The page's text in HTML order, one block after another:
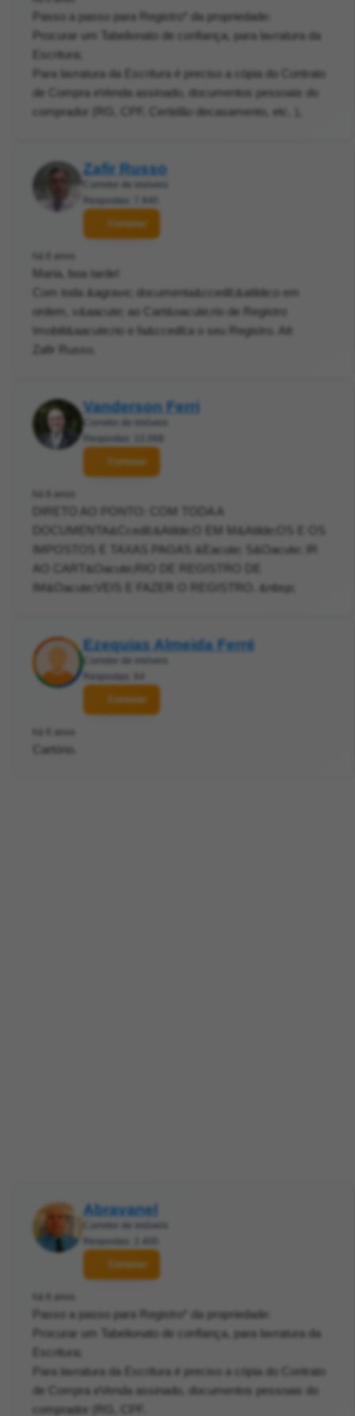
Passo a passo para Registro* da propriedade:
Procurar um Tabelionato de confiança, para lavratura da
Escritura;
Para lavratura da Escritura é preciso a cópia do Contrato
de Compra eVenda assinado, documentos pessoais do
comprador (RG, CPF, Certidão decasamento, etc. ),
Zafir Russo
Contatar
Maria, boa tarde!
Com toda &agrave; documenta&ccedil;&atilde;o em
ordem, v&aacute; ao Cart&oacute;rio de Registro
Imobili&aacute;rio e fa&ccedil;a o seu Registro. Att
Zafir Russo.
Vanderson Ferri
Contatar
DIRETO AO PONTO: COM TODA A
DOCUMENTA&Ccedil;&Atilde;O EM M&Atilde;OS E OS
IMPOSTOS E TAXAS PAGAS &Eacute; S&Oacute; IR
AO CART&Oacute;RIO DE REGISTRO DE
IM&Oacute;VEIS E FAZER O REGISTRO. &nbsp;
Ezequias Almeida Ferré
Contatar
Cartório.
Abravanel
Contatar
Passo a passo para Registro* da propriedade:
Procurar um Tabelionato de confiança, para lavratura da
Escritura;
Para lavratura da Escritura é preciso a cópia do Contrato
de Compra eVenda assinado, documentos pessoais do
comprador (RG, CPF.